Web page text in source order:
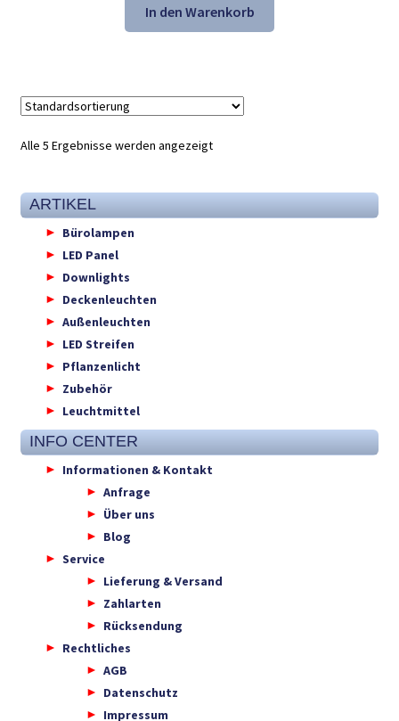
war:
41,31 €
ist:
27,98 €.
In den Warenkorb
Alle 5 Ergebnisse werden angezeigt
ARTIKEL
Bürolampen
LED Panel
Downlights
Deckenleuchten
Außenleuchten
LED Streifen
Pflanzenlicht
Zubehör
Leuchtmittel
INFO CENTER
Informationen & Kontakt
Anfrage
Über uns
Blog
Service
Lieferung & Versand
Zahlarten
Rücksendung
Rechtliches
AGB
Datenschutz
Impressum